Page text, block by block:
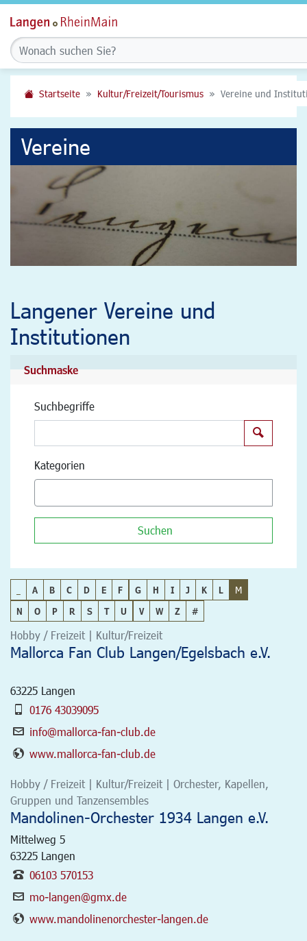
Startseite Kultur/Freizeit/Tourismus Vereine und
Vereine
Langener Vereine und
Institutionen
Suchmaske
Suchbegriffe
Kategorien
Suchen
A B C D E F G H I J K L
M
N
O P R S T U V W Z #
Hobby / Freizeit | Kultur/Freizeit
Mallorca Fan Club Langen/Egelsbach e.V.
63225 Langen
0176 43039095
info@mallorca-fan-club.de
www.mallorca-fan-club.de
Hobby / Freizeit | Kultur/Freizeit | Orchester, Kapellen,
Gruppen und Tanzensembles
Mandolinen-Orchester 1934 Langen e.V.
Mittelweg 5
63225 Langen
06103 570153
mo-langen@gmx.de
www.mandolinenorchester-langen.de